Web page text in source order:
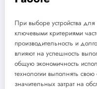
При выборе устройства
ключевыми критериями
производительность и
влияют на успешность
общую экономичность
технологии выполнять
значительных затрат на